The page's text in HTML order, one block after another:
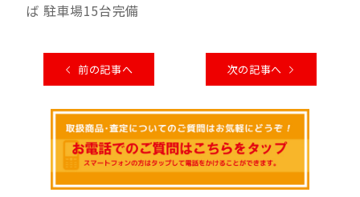
ば 駐車場15台完備
前の記事へ 次の記事へ